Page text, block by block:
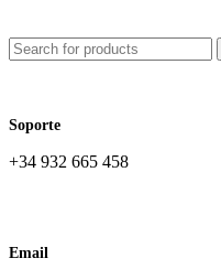
Soporte
+34 932 665 458‬
Email